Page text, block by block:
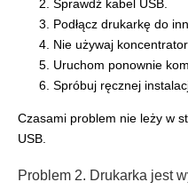
Sprawdź kabel USB.
Podłącz drukarkę do
Nie używaj
Uruchom ponownie
Spróbuj ręcznej
Czasami problem nie leży w
USB.
Problem 2. Drukarka jest